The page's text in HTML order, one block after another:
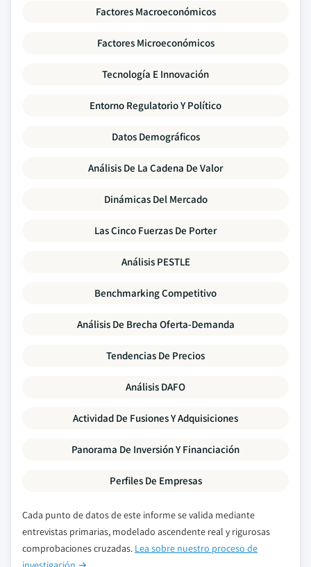
Factores Macroeconómicos
Factores Microeconómicos
Tecnología E Innovación
Entorno Regulatorio Y Político
Datos Demográficos
Análisis De La Cadena De Valor
Dinámicas Del Mercado
Las Cinco Fuerzas De Porter
Análisis PESTLE
Benchmarking Competitivo
Análisis De Brecha Oferta-Demanda
Tendencias De Precios
Análisis DAFO
Actividad De Fusiones Y Adquisiciones
Panorama De Inversión Y Financiación
Perfiles De Empresas
Cada punto de datos de este informe se valida mediante
entrevistas primarias, modelado ascendente real y rigurosas
comprobaciones cruzadas. Lea sobre nuestro proceso de